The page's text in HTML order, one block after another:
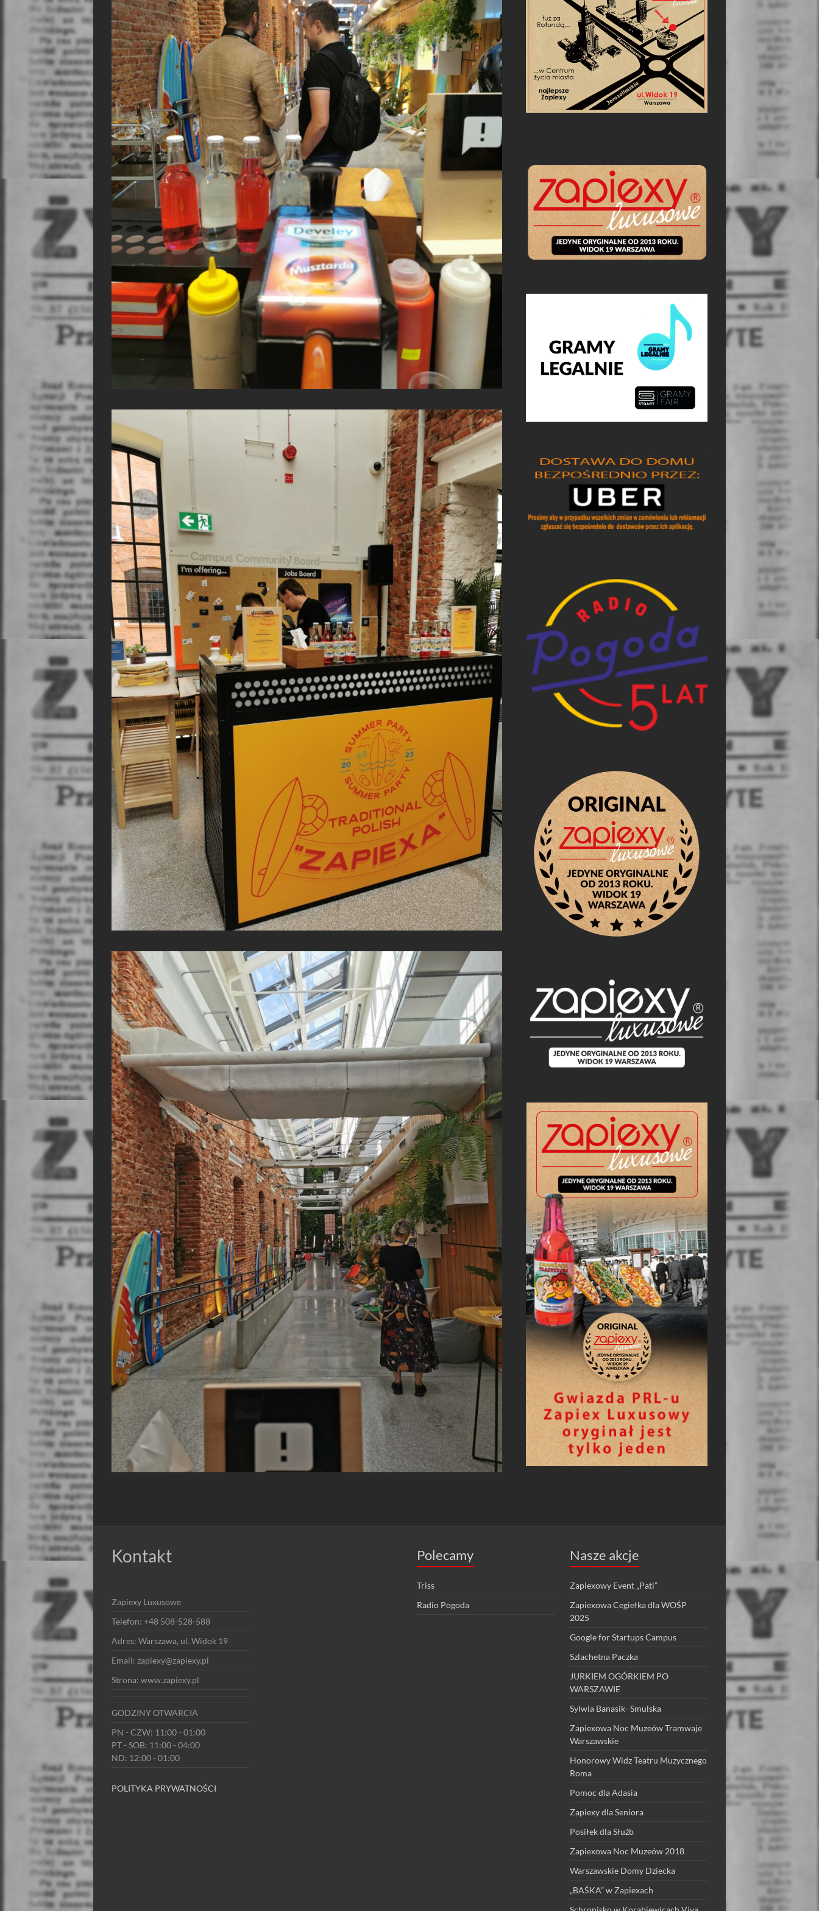
Kontakt
Zapiexy Luxusowe
Telefon: +48 508-528-588
Adres: Warszawa, ul. Widok 19
Email: zapiexy@zapiexy.pl
Strona: www.zapiexy.pl
GODZINY OTWARCIA
PN - CZW: 11:00 - 01:00
PT - SOB: 11:00 - 04:00
ND: 12:00 - 01:00
POLITYKA PRYWATNOŚCI
Polecamy
Triss
Radio Pogoda
Nasze akcje
Zapiexowy Event „Pati”
Zapiexowa Cegiełka dla WOŚP
2025
Google for Startups Campus
Szlachetna Paczka
JURKIEM OGÓRKIEM PO
WARSZAWIE
Sylwia Banasik- Smulska
Zapiexowa Noc Muzeów Tramwaje
Warszawskie
Honorowy Widz Teatru Muzycznego
Roma
Pomoc dla Adasia
Zapiexy dla Seniora
Posiłek dla Służb
Zapiexowa Noc Muzeów 2018
Warszawskie Domy Dziecka
„BAŚKA” w Zapiexach